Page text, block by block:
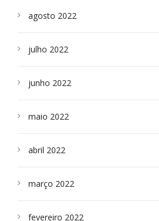
agosto 2022
julho 2022
junho 2022
maio 2022
abril 2022
março 2022
fevereiro 2022